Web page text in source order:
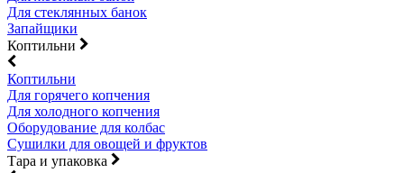
Для стеклянных банок
Запайщики
Коптильни
Коптильни
Для горячего копчения
Для холодного копчения
Оборудование для колбас
Сушилки для овощей и фруктов
Тара и упаковка